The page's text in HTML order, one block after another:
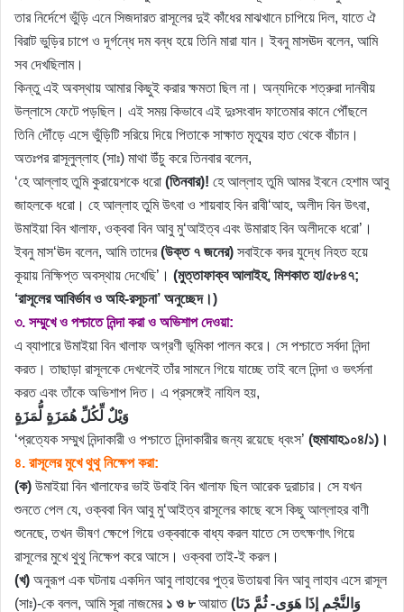
তার নির্দেশে ভুঁড়ি এনে সিজদারত রাসূলের দুই কাঁধের মাঝখানে চাপিয়ে দিল, যাতে ঐ
বিরাট ভুড়ির চাপে ও দূর্গন্ধে দম বন্ধ হয়ে তিনি মারা যান। ইবনু মাসঊদ বলেন, আমি
সব দেখছিলাম।
কিন্তু এই অবস্থায় আমার কিছুই করার ক্ষমতা ছিল না। অন্যদিকে শত্রুরা দানবীয়
উল্লাসে ফেটে পড়ছিল। এই সময় কিভাবে এই দুঃসংবাদ ফাতেমার কানে পৌঁছলে
তিনি দৌঁড়ে এসে ভুঁড়িটি সরিয়ে দিয়ে পিতাকে সাক্ষাত মৃত্যুর হাত থেকে বাঁচান।
অতঃপর রাসূলুল্লাহ (সাঃ) মাথা উঁচু করে তিনবার বলেন,
‘হে আল্লাহ তুমি কুরায়েশকে ধরো (তিনবার)! হে আল্লাহ তুমি আমর ইবনে হেশাম আবু
জাহলকে ধরো। হে আল্লাহ তুমি উৎবা ও শায়বাহ বিন রাবী‘আহ, অলীদ বিন উৎবা,
উমাইয়া বিন খালাফ, ওক্ববা বিন আবু মু‘আইত্ব এবং উমারাহ বিন অলীদকে ধরো’।
ইবনু মাস‘ঊদ বলেন, আমি তাদের(উক্ত ৭ জনের) সবাইকে বদর যুদ্ধে নিহত হয়ে
কূয়ায় নিক্ষিপ্ত অবস্থায় দেখেছি’। (মুত্তাফাক্ব আলাইহ, মিশকাত হা/৫৮৪৭;
‘রাসূলের আবির্ভাব ও অহি-রসূচনা’ অনুচ্ছেদ।)
৩. সম্মুখে ও পশ্চাতে নিন্দা করা ও অভিশাপ দেওয়া:
এ ব্যাপারে উমাইয়া বিন খালাফ অগ্রণী ভূমিকা পালন করে। সে পশ্চাতে সর্বদা নিন্দা
করত। তাছাড়া রাসূলকে দেখলেই তাঁর সামনে গিয়ে যাচ্ছে তাই বলে নিন্দা ও ভৎর্সনা
করত এবং তাঁকে অভিশাপ দিত। এ প্রসঙ্গেই নাযিল হয়,
وَيْلٌ لِّكُلِّ هُمَزَةٍ لُّمَزَةٍ
‘প্রত্যেক সম্মুখ নিন্দাকারী ও পশ্চাতে নিন্দাকারীর জন্য রয়েছে ধ্বংস’ (হুমাযাহ১০৪/১)।
৪. রাসূলের মুখে থুথু নিক্ষেপ করা:
(ক) উমাইয়া বিন খালাফের ভাই উবাই বিন খালাফ ছিল আরেক দুরাচার। সে যখন
শুনতে পেল যে, ওক্ববা বিন আবু মু‘আইত্ব রাসূলের কাছে বসে কিছু আল্লাহর বাণী
শুনেছে, তখন ভীষণ ক্ষেপে গিয়ে ওক্ববাকে বাধ্য করল যাতে সে তৎক্ষণাৎ গিয়ে
রাসূলের মুখে থুথু নিক্ষেপ করে আসে। ওক্ববা তাই-ই করল।
(খ) অনুরূপ এক ঘটনায় একদিন আবু লাহাবের পুত্র উতায়বা বিন আবু লাহাব এসে রাসূল
(সাঃ)-কে বলল, আমি সূরা নাজমের১ ও ৮আয়াত(وَالنَّجْمِ إِذَا هَوَى- ثُمَّ دَنَا